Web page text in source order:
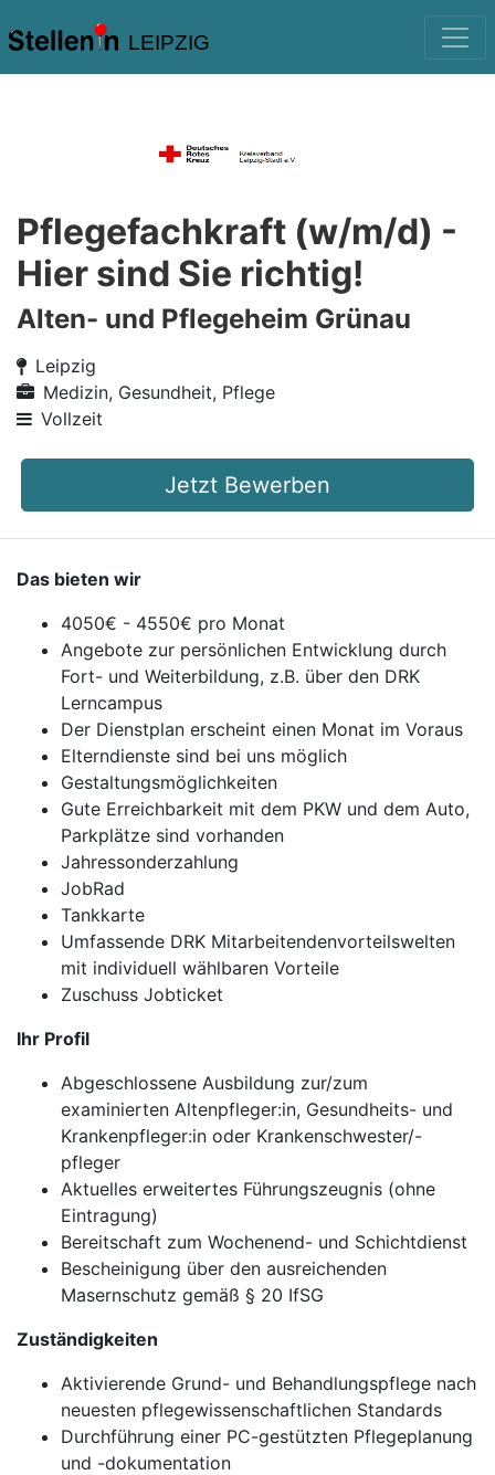
LEIPZIG
Pflegefachkraft (w/m/d) -
Hier sind Sie richtig!
Alten- und Pflegeheim Grünau
Leipzig
Medizin, Gesundheit, Pflege
Vollzeit
Jetzt Bewerben
Das bieten wir
4050€ - 4550€ pro Monat
Angebote zur persönlichen Entwicklung durch
Fort- und Weiterbildung, z.B. über den DRK
Lerncampus
Der Dienstplan erscheint einen Monat im Voraus
Elterndienste sind bei uns möglich
Gestaltungsmöglichkeiten
Gute Erreichbarkeit mit dem PKW und dem Auto,
Parkplätze sind vorhanden
Jahressonderzahlung
JobRad
Tankkarte
Umfassende DRK Mitarbeitendenvorteilswelten
mit individuell wählbaren Vorteile
Zuschuss Jobticket
Ihr Profil
Abgeschlossene Ausbildung zur/zum
examinierten Altenpfleger:in, Gesundheits- und
Krankenpfleger:in oder Krankenschwester/-
pfleger
Aktuelles erweitertes Führungszeugnis (ohne
Eintragung)
Bereitschaft zum Wochenend- und Schichtdienst
Bescheinigung über den ausreichenden
Masernschutz gemäß § 20 IfSG
Zuständigkeiten
Aktivierende Grund- und Behandlungspflege nach
neuesten pflegewissenschaftlichen Standards
Durchführung einer PC-gestützten Pflegeplanung
und -dokumentation